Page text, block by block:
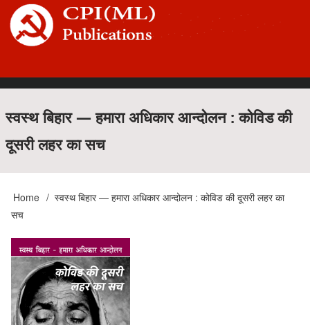
Skip
main
Main
navigation
स्वस्थ बिहार — हमारा अधिकार आन्दोलन : कोविड की
दूसरी लहर का सच
Breadcrumb
Home
स्वस्थ बिहार — हमारा अधिकार आन्दोलन : कोविड की दूसरी लहर का
सच